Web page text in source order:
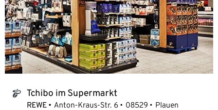
tchibo_logo Tchibo im Supermarkt
REWE Anton-Kraus-Str. 6 08529 Plauen